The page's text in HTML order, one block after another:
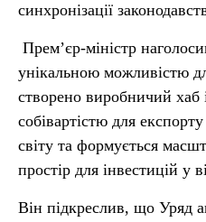
синхронізації
Прем’єр-міністр
унікальною можливістю
створено виробничий хаб
собівартістю для
світу та формується
простір для інвестицій у
Він підкреслив, що Уряд